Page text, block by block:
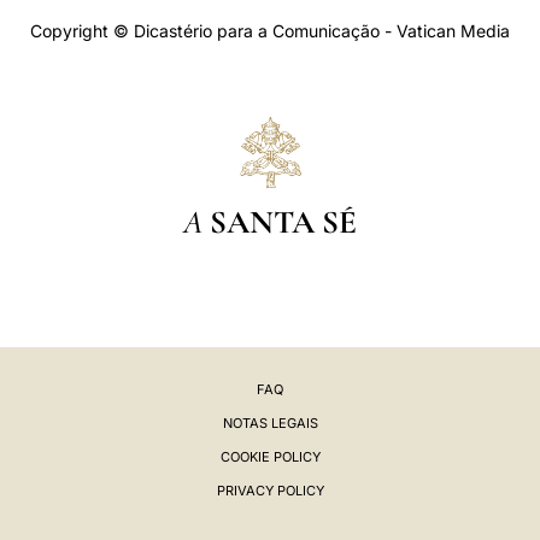
Copyright © Dicastério para a Comunicação - Vatican Media
A SANTA SÉ
FAQ
NOTAS LEGAIS
COOKIE POLICY
PRIVACY POLICY